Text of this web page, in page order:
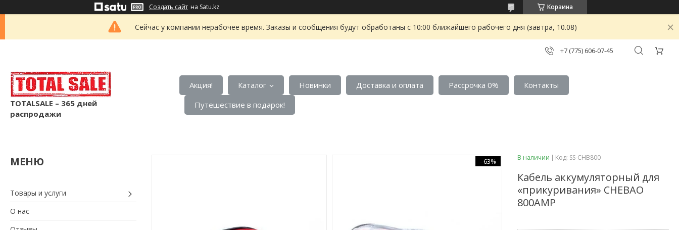
Создать сайт на Satu.kz Корзина
Сейчас у компании нерабочее время. Заказы и сообщения будут обработаны с 10:00 ближайшего рабочего дня (завтра, 10.08)
+7 (775) 606-07-45
TOTALSALE – 365 дней
распродажи
Акция! Каталог Новинки Доставка и оплата Рассрочка 0%
Контакты
Путешествие в подарок!
Товары и услуги
О нас
–63% В наличии Код: SS-CHB800
Кабель аккумуляторный для
«прикуривания» CHEBAO
800AMP